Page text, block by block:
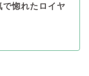
惚れたロイヤ